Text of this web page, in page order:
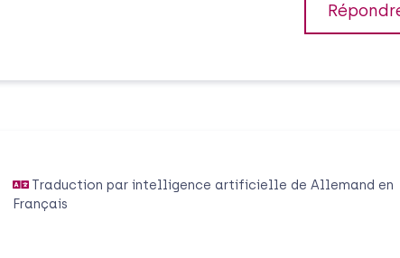
Traduction par intelligence artificielle deAllemand en
Français